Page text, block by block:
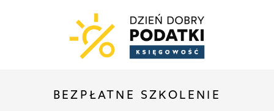
BEZPŁATNE SZKOLENIE